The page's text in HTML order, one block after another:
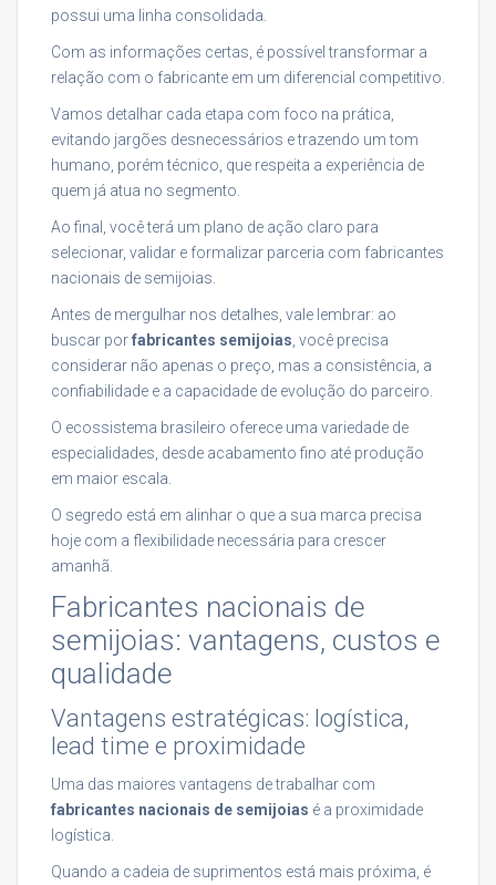
possui uma linha consolidada.
Com as informações certas, é possível transformar a
relação com o fabricante em um diferencial competitivo.
Vamos detalhar cada etapa com foco na prática,
evitando jargões desnecessários e trazendo um tom
humano, porém técnico, que respeita a experiência de
quem já atua no segmento.
Ao final, você terá um plano de ação claro para
selecionar, validar e formalizar parceria com fabricantes
nacionais de semijoias.
Antes de mergulhar nos detalhes, vale lembrar: ao
buscar porfabricantes semijoias , você precisa
considerar não apenas o preço, mas a consistência, a
confiabilidade e a capacidade de evolução do parceiro.
O ecossistema brasileiro oferece uma variedade de
especialidades, desde acabamento fino até produção
em maior escala.
O segredo está em alinhar o que a sua marca precisa
hoje com a flexibilidade necessária para crescer
amanhã.
Fabricantes nacionais de
semijoias: vantagens, custos e
qualidade
Vantagens estratégicas: logística,
lead time e proximidade
Uma das maiores vantagens de trabalhar com
fabricantes nacionais de semijoias é a proximidade
logística.
Quando a cadeia de suprimentos está mais próxima, é